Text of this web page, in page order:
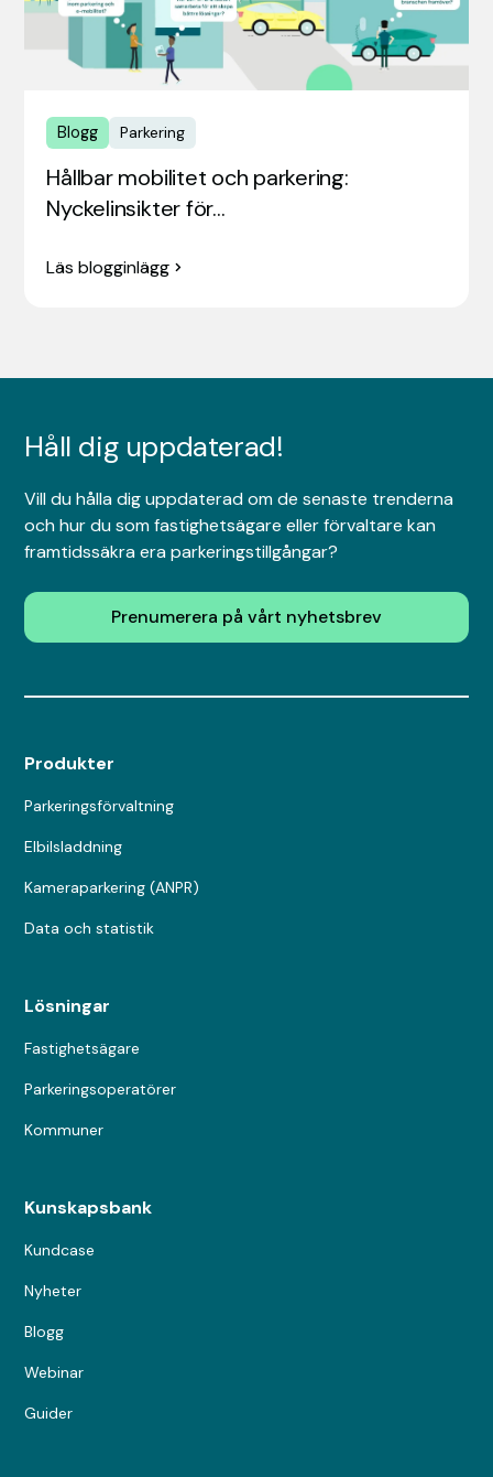
Blogg Parkering
Hållbar mobilitet och parkering:
Nyckelinsikter för…
Läs blogginlägg
Håll dig uppdaterad!
Vill du hålla dig uppdaterad om de senaste trenderna
och hur du som fastighetsägare eller förvaltare kan
framtidssäkra era parkeringstillgångar?
Prenumerera på vårt nyhetsbrev
Produkter
Parkeringsförvaltning
Elbilsladdning
Kameraparkering (ANPR)
Data och statistik
Lösningar
Fastighetsägare
Parkeringsoperatörer
Kommuner
Kunskapsbank
Kundcase
Nyheter
Blogg
Webinar
Guider